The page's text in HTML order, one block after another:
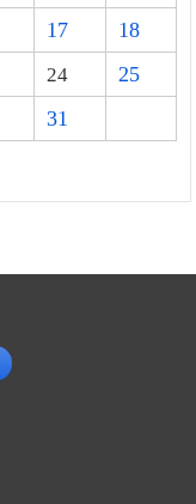
17
18
24
25
31